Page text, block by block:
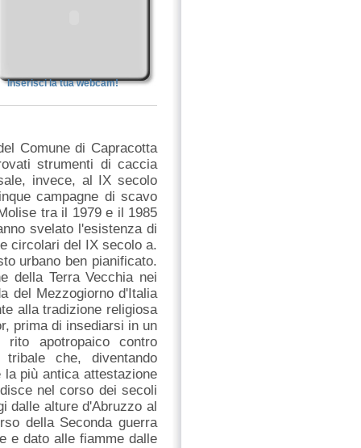
Inserisci la tua webcam!
Comune di Capracotta
strumenti di caccia
invece, al IX secolo
campagne di scavo
tra il 1979 e il 1985
svelato l'esistenza di
circolari del IX secolo a.
urbano ben pianificato.
della Terra Vecchia nei
del Mezzogiorno d'Italia
alla tradizione religiosa
prima di insediarsi in un
apotropaico contro
che, diventando
più antica attestazione
nel corso dei secoli
dalle alture d'Abruzzo al
della Seconda guerra
e dato alle fiamme dalle